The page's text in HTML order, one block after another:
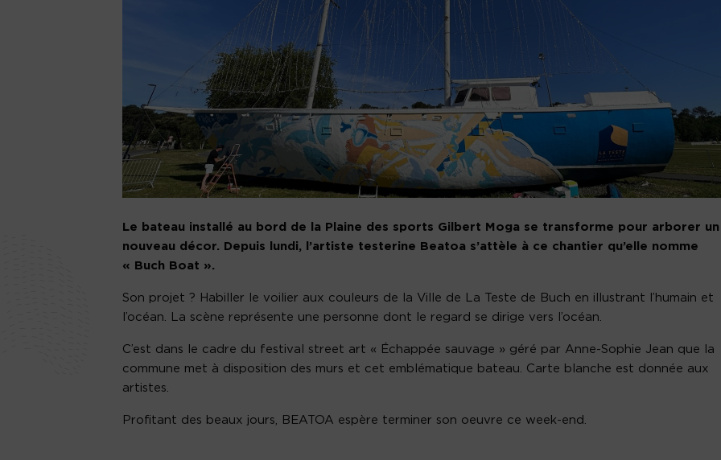
Le bateau installé au bord de la Plaine des sports Gilbert Moga se transforme pour arborer un
nouveau décor. Depuis lundi, l’artiste testerine Beatoa s’attèle à ce chantier qu’elle nomme
« Buch Boat ».
Son projet ? Habiller le voilier aux couleurs de la Ville de La Teste de Buch en illustrant l’humain et
l’océan. La scène représente une personne dont le regard se dirige vers l’océan.
C’est dans le cadre du festival street art « Échappée sauvage » géré par Anne-Sophie Jean que la
commune met à disposition des murs et cet emblématique bateau. Carte blanche est donnée aux
artistes.
Profitant des beaux jours, BEATOA espère terminer son oeuvre ce week-end.